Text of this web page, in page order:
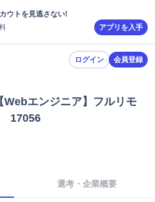
ウトを見逃さない!
アプリを入手
ログイン 会員登録
Webエンジニア】フルリモ
17056
選考・企業概要